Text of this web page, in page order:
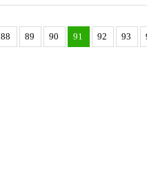
88 89 90 91 92 93